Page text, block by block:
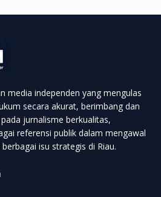
media independen yang mengulas
secara akurat, berimbang dan
jurnalisme berkualitas,
referensi publik dalam mengawal
isu strategis di Riau.